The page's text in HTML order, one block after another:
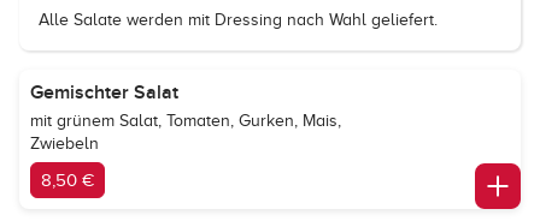
Alle Salate werden mit Dressing nach Wahl geliefert.
Gemischter Salat
mit grünem Salat, Tomaten, Gurken, Mais,
Zwiebeln
8,50 €